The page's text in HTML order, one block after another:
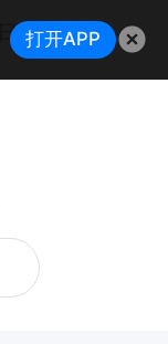
视频拍摄剪辑（五险+节日福利）
打开APP